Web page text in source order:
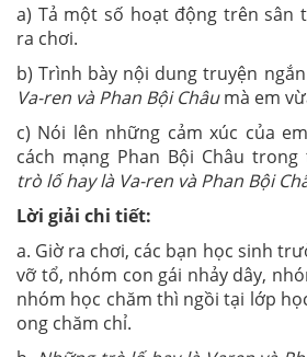
a) Tả một số hoạt động trên sân
ra chơi.
b) Trình bày nội dung truyện ngắn
Va-ren và Phan Bội Châumà em
c) Nói lên những cảm xúc của
cách mạng Phan Bội Châu trong
trò lố hay là Va-ren và Phan Bội
Lời giải chi tiết:
a. Giờ ra chơi, các bạn học sinh
vỡ tổ, nhóm con gái nhảy dây,
nhóm học chăm thì ngồi tại lớp
ong chăm chỉ.